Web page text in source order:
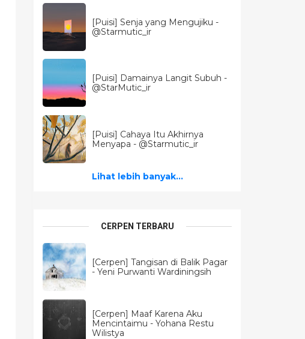
[Puisi] Senja yang Mengujiku -
@Starmutic_ir
[Puisi] Damainya Langit Subuh -
@StarMutic_ir
[Puisi] Cahaya Itu Akhirnya
Menyapa - @Starmutic_ir
Lihat lebih banyak...
CERPEN TERBARU
[Cerpen] Tangisan di Balik Pagar
- Yeni Purwanti Wardiningsih
[Cerpen] Maaf Karena Aku
Mencintaimu - Yohana Restu
Wilistya